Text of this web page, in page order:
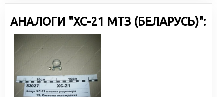
АНАЛОГИ "ХС-21 МТЗ (БЕЛАРУСЬ)":